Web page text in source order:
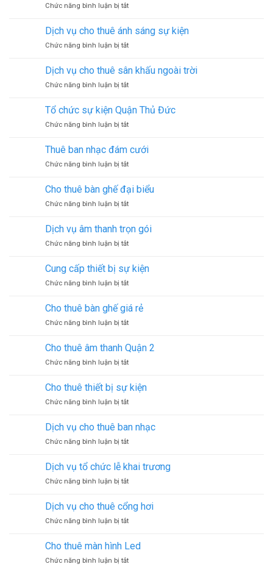
thanh
cưới
Chức năng bình luận bị tắtở
vụ
cho
thuê
sự
Dịch vụ cho thuê ánh sáng sự kiện
Chức năng bình luận bị tắtở
cho
thuê
sáng
sự
kiện
Dịch vụ cho thuê sân khấu ngoài trời
Chức năng bình luận bị tắtở
vụ
cho
thuê
khấu
trời
Tổ chức sự kiện Quận Thủ Đức
Chức năng bình luận bị tắtở
chức
sự
kiện
Thủ
Đức
Thuê ban nhạc đám cưới
Chức năng bình luận bị tắtở
ban
nhạc
đám
Cho thuê bàn ghế đại biểu
Chức năng bình luận bị tắtở
bàn
ghế
biểu
Dịch vụ âm thanh trọn gói
Chức năng bình luận bị tắtở
vụ
âm
thanh
gói
Cung cấp thiết bị sự kiện
Chức năng bình luận bị tắtở
cấp
thiết
bị
kiện
Cho thuê bàn ghế giá rẻ
Chức năng bình luận bị tắtở
thuê
bàn
ghế
rẻ
Cho thuê âm thanh Quận 2
Chức năng bình luận bị tắtở
thuê
âm
thanh
2
Cho thuê thiết bị sự kiện
Chức năng bình luận bị tắtở
thuê
thiết
bị
kiện
Dịch vụ cho thuê ban nhạc
Chức năng bình luận bị tắtở
vụ
cho
thuê
nhạc
Dịch vụ tổ chức lễ khai trương
Chức năng bình luận bị tắtở
tổ
chức
khai
Dịch vụ cho thuê cổng hơi
Chức năng bình luận bị tắtở
cho
thuê
Cho thuê màn hình Led
Chức năng bình luận bị tắtở